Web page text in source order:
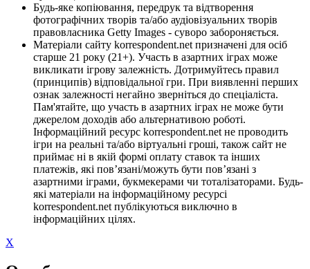
Будь-яке копіювання, передрук та відтворення
фотографічних творів та/або аудіовізуальних творів
правовласника Getty Images - суворо забороняється.
Матеріали сайту korrespondent.net призначені для осіб
старше 21 року (21+). Участь в азартних іграх може
викликати ігрову залежність. Дотримуйтесь правил
(принципів) відповідальної гри. При виявленні перших
ознак залежності негайно зверніться до спеціаліста.
Пам'ятайте, що участь в азартних іграх не може бути
джерелом доходів або альтернативою роботі.
Інформаційний ресурс korrespondent.net не проводить
ігри на реальні та/або віртуальні гроші, також сайт не
приймає ні в якій формі оплату ставок та інших
платежів, які пов’язані/можуть бути пов’язані з
азартними іграми, букмекерами чи тоталізаторами. Будь-
які матеріали на інформаційному ресурсі
korrespondent.net публікуються виключно в
інформаційних цілях.
X